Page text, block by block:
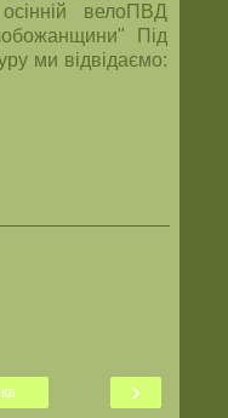
велоПВД
Під
ми відвідаємо:
›